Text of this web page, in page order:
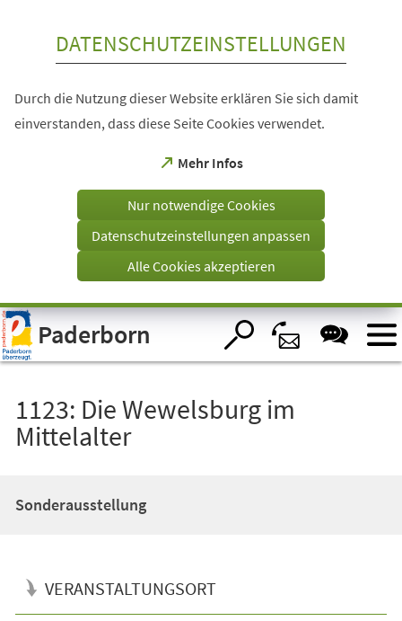
Visuelle
Assistenzsoftware
öffnen.
DATENSCHUTZEINSTELLUNGEN
Durch die Nutzung dieser Website erklären Sie sich damit
einverstanden, dass diese Seite Cookies verwendet.
Mehr Infos
(Öffnet
einem
Tab)
Nur notwendige Cookies
Datenschutzeinstellungen anpassen
Alle Cookies akzeptieren
Paderborn
1123: Die Wewelsburg im
Mittelalter
Sonderausstellung
VERANSTALTUNGSORT